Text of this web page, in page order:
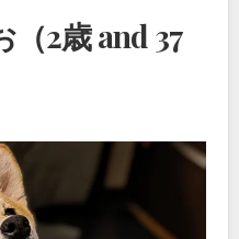
（2歳 and 37